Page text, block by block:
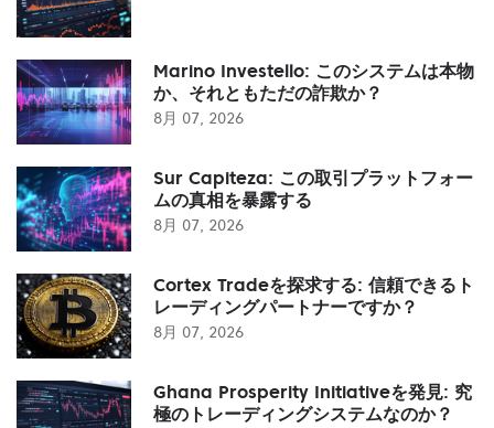
Marino Investello: このシステムは本物
か、それともただの詐欺か？
8月 07, 2026
Sur Capiteza: この取引プラットフォー
ムの真相を暴露する
8月 07, 2026
Cortex Tradeを探求する: 信頼できるト
レーディングパートナーですか？
8月 07, 2026
Ghana Prosperity Initiativeを発見: 究
極のトレーディングシステムなのか？